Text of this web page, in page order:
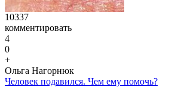
10337
комментировать
4
0
+
Ольга Нагорнюк
Человек подавился. Чем ему помочь?